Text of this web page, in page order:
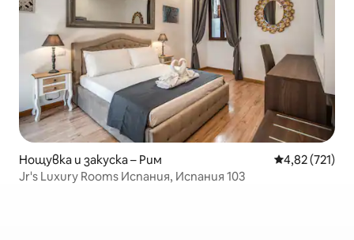
Нощувка и закуска – Рим Средна
4,82 (721)
Jr's Luxury Rooms Испания, Испания 103